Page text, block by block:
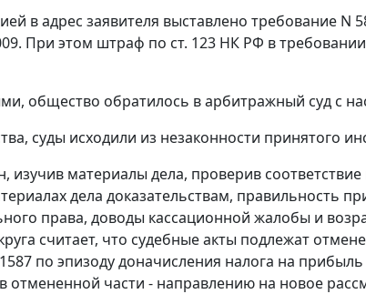
в адрес заявителя выставлено требование N
При этом штраф по ст. 123 НК РФ в
общество обратилось в арбитражный суд с
суды исходили из незаконности принятого
изучив материалы дела, проверив
дела доказательствам, правильность
права, доводы кассационной жалобы и
считает, что судебные акты подлежат
по эпизоду доначисления налога на
отмененной части - направлению на новое